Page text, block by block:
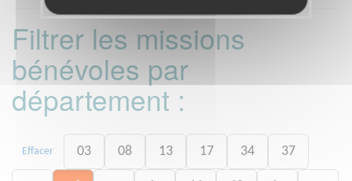
Filtrer les missions
bénévoles par
département :
Effacer 03 08 13 17 34 37